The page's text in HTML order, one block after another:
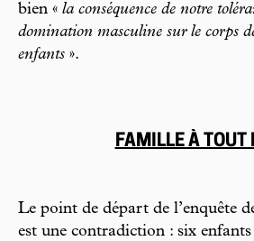
bien « la conséquence de notre
domination masculine sur le corps
enfants ».
FAMILLE À TOUT
Le point de départ de l’enquête
est une contradiction : six